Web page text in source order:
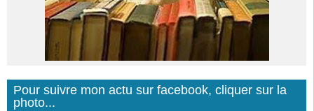
Pour suivre mon actu sur facebook, cliquer sur la
photo...